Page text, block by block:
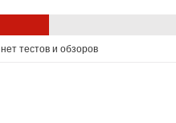
нет тестов и обзоров